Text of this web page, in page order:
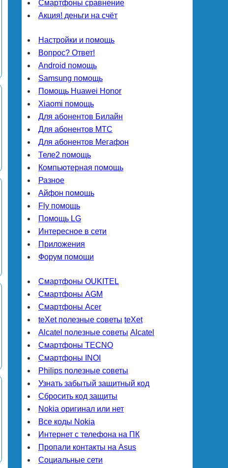
Смартфоны сравнение
Акция! деньги на счёт
Настройки и помощь
Вопрос? Ответ!
Android помощь
Samsung помощь
Помощь Huawei Honor
Xiaomi помощь
Для абонентов Билайн
Для абонентов МТС
Для абонентов Мегафон
Теле2 помощь
Компьютерная помощь
Разное
Айфон помощь
Fly помощь
Помощь LG
Интересное в сети
Приложения
Форум помощи
Смартфоны OUKITEL
Смартфоны AGM
Смартфоны Acer
teXet полезные советы teXet
Alcatel полезные советы Alcatel
Смартфоны TECNO
Смартфоны INOI
Philips полезные советы
Узнать забытый защитный код
Сбросить код защиты
Nokia оригинал или нет
Все коды Nokia
Интернет с телефона на ПК
Пропали контакты на Asus
Социальные сети